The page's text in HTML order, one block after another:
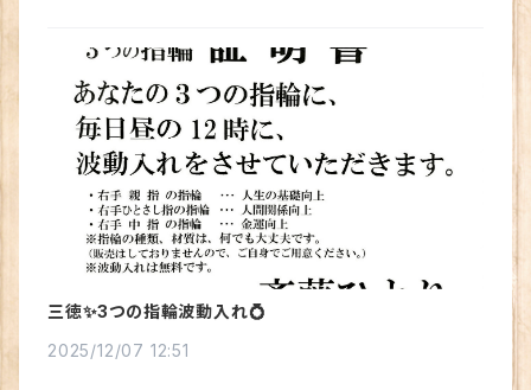
三徳✨3つの指輪波動入れ💍
2025/12/07 12:51